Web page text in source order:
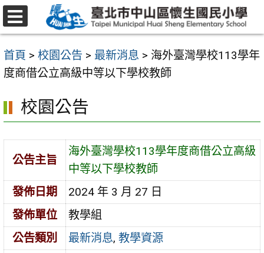
跳
至
要
內
區
首頁 > 校園公告 > 最新消息 > 海外臺灣學校113學年
度商借公立高級中等以下學校教師
校園公告
公告主旨
海外臺灣學校113學年度商借公立高級
中等以下學校教師
發佈日期
2024 年 3 月 27 日
發佈單位
教學組
公告類別
最新消息,教學資源
選
單